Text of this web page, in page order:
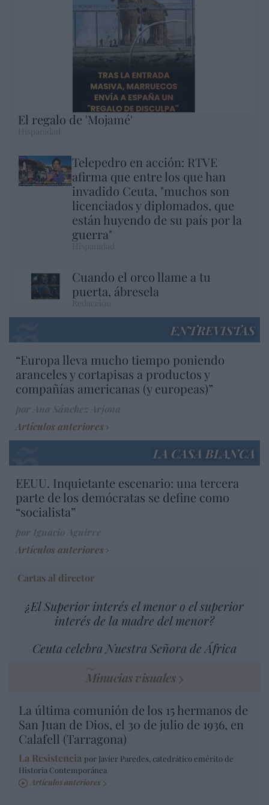
El regalo de 'Mojamé'
Telepedro en acción: RTVE
afirma que entre los que han
invadido Ceuta, "muchos son
licenciados y diplomados, que
están huyendo de su país por la
guerra"
Cuando el orco llame a tu
puerta, ábresela
ENTREVISTAS
“Europa lleva mucho tiempo poniendo
aranceles y cortapisas a productos y
compañías americanas (y europeas)”
Artículos anteriores
LA CASA BLANCA
EEUU. Inquietante escenario: una tercera
parte de los demócratas se define como
“socialista”
Artículos anteriores
Cartas al director
¿El Superior interés el menor o el superior
interés de la madre del menor?
Ceuta celebra Nuestra Señora de África
Minucias visuales
La última comunión de los 15 hermanos de
San Juan de Dios, el 30 de julio de 1936, en
Calafell (Tarragona)
La Resistencia por Javier Paredes, catedrático emérito de
Historia Contemporánea
Artículos anteriores